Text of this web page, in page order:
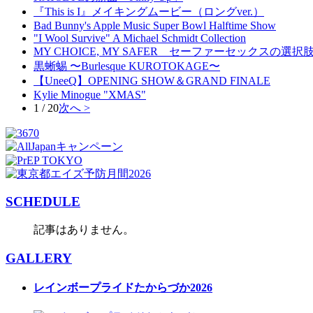
『This is I』メイキングムービー（ロングver.）
Bad Bunny's Apple Music Super Bowl Halftime Show
"I Wool Survive" A Michael Schmidt Collection
MY CHOICE, MY SAFER セーファーセックスの選択肢
黒蜥蜴 〜Burlesque KUROTOKAGE〜
【UneeQ】OPENING SHOW＆GRAND FINALE
Kylie Minogue "XMAS"
1 / 20次へ >
SCHEDULE
記事はありません。
GALLERY
レインボープライドたからづか2026